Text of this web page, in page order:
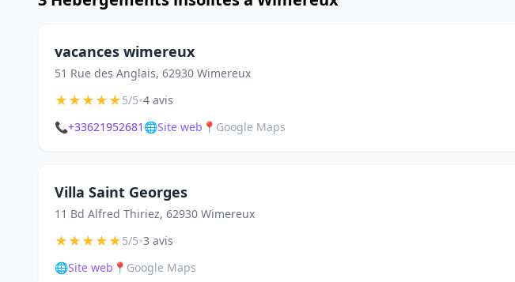
vacances wimereux
51 Rue des Anglais, 62930 Wimereux
★★★★★5/5•4 avis
📞+33621952681 🌐Site web 📍 Google Maps
Villa Saint Georges
11 Bd Alfred Thiriez, 62930 Wimereux
★★★★★5/5•3 avis
🌐Site web 📍 Google Maps